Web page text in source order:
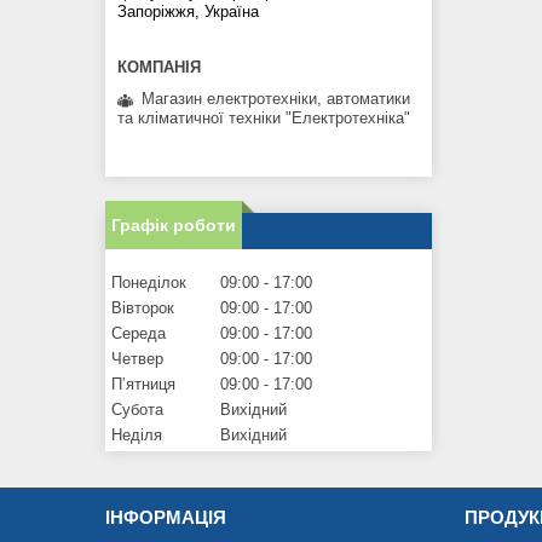
Запоріжжя, Україна
Магазин електротехніки, автоматики
та кліматичної техніки "Електротехніка"
Графік роботи
Понеділок 09:00
17:00
Вівторок
09:00
17:00
Середа
09:00
17:00
Четвер
09:00
17:00
Пʼятниця
09:00
17:00
Субота
Вихідний
Неділя
Вихідний
ІНФОРМАЦІЯ